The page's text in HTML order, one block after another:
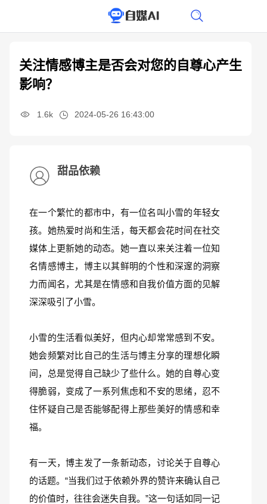
关注情感博主是否会对您的自尊心产生
影响？
1.6k 2024-05-26 16:43:00
甜品依赖
在一个繁忙的都市中，有一位名叫小雪的年轻女
孩。她热爱时尚和生活，每天都会花时间在社交
媒体上更新她的动态。她一直以来关注着一位知
名情感博主，博主以其鲜明的个性和深邃的洞察
力而闻名，尤其是在情感和自我价值方面的见解
深深吸引了小雪。
小雪的生活看似美好，但内心却常常感到不安。
她会频繁对比自己的生活与博主分享的理想化瞬
间，总是觉得自己缺少了些什么。她的自尊心变
得脆弱，变成了一系列焦虑和不安的思绪，忍不
住怀疑自己是否能够配得上那些美好的情感和幸
福。
有一天，博主发了一条新动态，讨论关于自尊心
的话题。“当我们过于依赖外界的赞许来确认自己
的价值时，往往会迷失自我。”这一句话如同一记